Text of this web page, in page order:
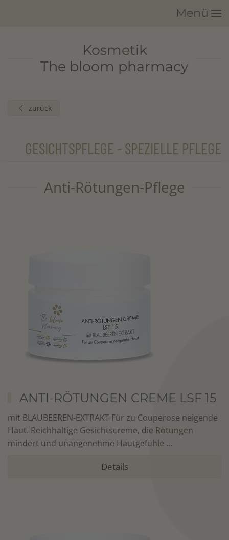
Menü
Kosmetik
The bloom pharmacy
zurück
GESICHTSPFLEGE - SPEZIELLE PFLEGE
Anti-Rötungen-Pflege
ANTI-RÖTUNGEN CREME LSF 15
mit BLAUBEEREN-EXTRAKT Für zu Couperose neigende
Haut. Reichhaltige Gesichtscreme, die Rötungen
mindert und unangenehme Hautgefühle ...
Details